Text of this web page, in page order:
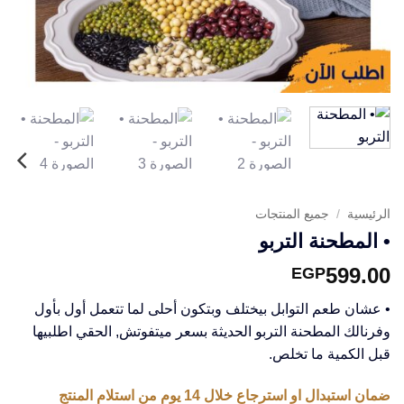
الرئيسية / جميع المنتجات
• المطحنة التربو
EGP599.00
• عشان طعم التوابل بيختلف وبتكون أحلى لما تتعمل أول بأول
وفرنالك المطحنة التربو الحديثة بسعر ميتفوتش, الحقي اطلبيها
قبل الكمية ما تخلص.
ضمان استبدال او استرجاع خلال 14 يوم من استلام المنتج